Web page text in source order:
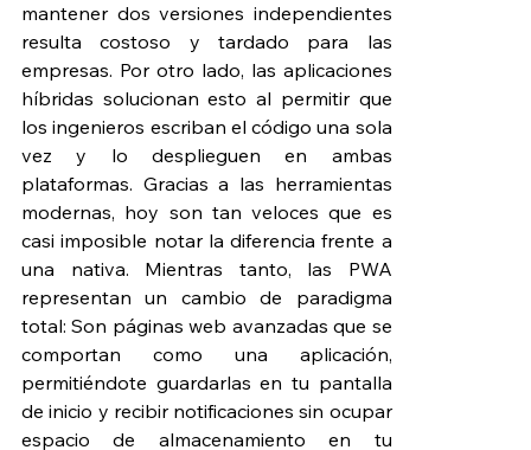
mantener dos versiones independientes
resulta costoso y tardado para las
empresas. Por otro lado, las aplicaciones
híbridas solucionan esto al permitir que
los ingenieros escriban el código una sola
vez y lo desplieguen en ambas
plataformas. Gracias a las herramientas
modernas, hoy son tan veloces que es
casi imposible notar la diferencia frente a
una nativa. Mientras tanto, las PWA
representan un cambio de paradigma
total: Son páginas web avanzadas que se
comportan como una aplicación,
permitiéndote guardarlas en tu pantalla
de inicio y recibir notificaciones sin ocupar
espacio de almacenamiento en tu